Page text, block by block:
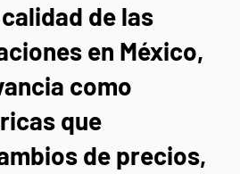
de las
en México,
como
que
de precios,